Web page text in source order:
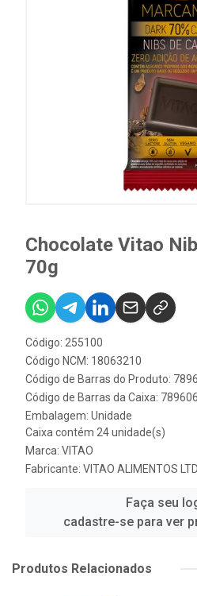
Chocolate Vitao
70g
Código: 255100
Código NCM: 18063210
Código de Barras do Produto:
Código de Barras da Caixa:
Embalagem: Unidade
Caixa contém 24 unidade(s)
Marca: VITAO
Fabricante: VITAO ALIMENTOS
Faça seu
cadastre-se para ver
Produtos Relacionados